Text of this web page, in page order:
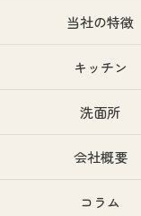
当社の特徴
キッチン
洗面所
会社概要
コラム